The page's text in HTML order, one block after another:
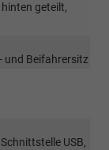
geteilt,
und Beifahrersitz
USB,